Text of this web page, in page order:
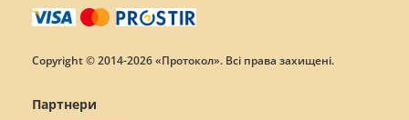
Copyright © 2014-2026 «Протокол». Всі права захищені.
Партнери